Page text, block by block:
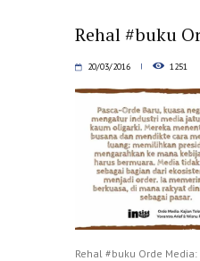
Rehal #buku
20/03/2016 1251
Rehal #buku Orde